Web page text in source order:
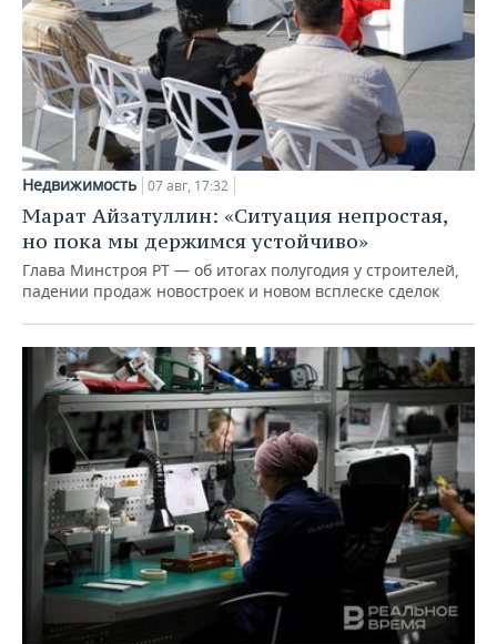
Недвижимость 07 авг, 17:32
Марат Айзатуллин: «Ситуация непростая,
но пока мы держимся устойчиво»
Глава Минстроя РТ — об итогах полугодия у строителей,
падении продаж новостроек и новом всплеске сделок